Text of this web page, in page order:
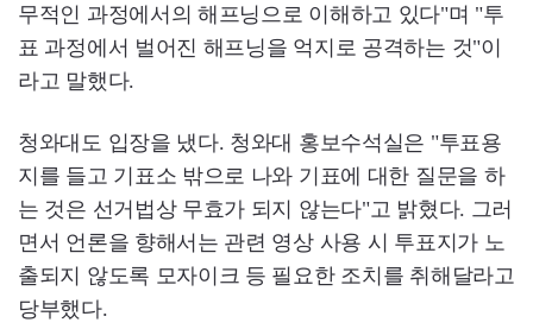
무적인 과정에서의 해프닝으로 이해하고 있다"며 "투
표 과정에서 벌어진 해프닝을 억지로 공격하는 것"이
라고 말했다.
청와대도 입장을 냈다. 청와대 홍보수석실은 "투표용
지를 들고 기표소 밖으로 나와 기표에 대한 질문을 하
는 것은 선거법상 무효가 되지 않는다"고 밝혔다. 그러
면서 언론을 향해서는 관련 영상 사용 시 투표지가 노
출되지 않도록 모자이크 등 필요한 조치를 취해달라고
당부했다.